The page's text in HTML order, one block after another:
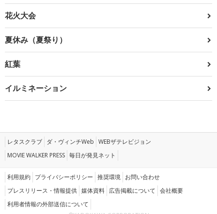
花火大会
夏休み（夏祭り）
紅葉
イルミネーション
レタスクラブ ダ・ヴィンチWeb WEBザテレビジョン
MOVIE WALKER PRESS 毎日が発見ネット
利用規約 プライバシーポリシー 推奨環境 お問い合わせ
プレスリリース・情報提供 媒体資料 広告掲載について 会社概要
利用者情報の外部送信について